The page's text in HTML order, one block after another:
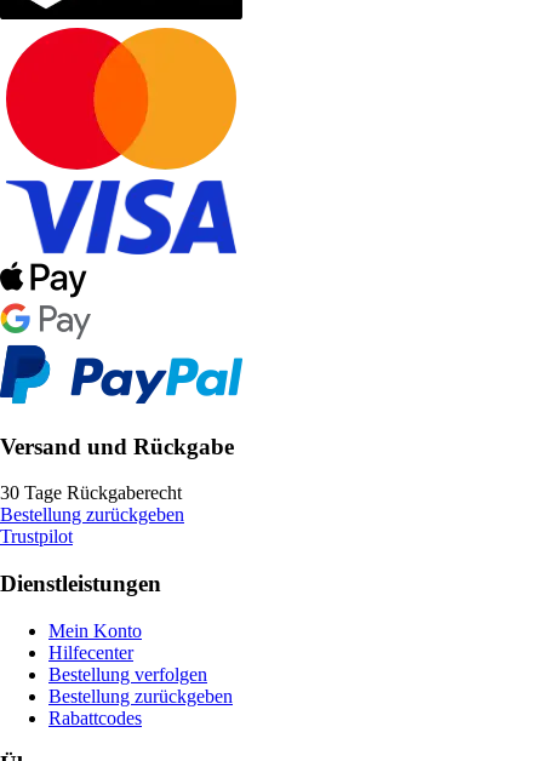
Versand und Rückgabe
30 Tage Rückgaberecht
Bestellung zurückgeben
Trustpilot
Dienstleistungen
Mein Konto
Hilfecenter
Bestellung verfolgen
Bestellung zurückgeben
Rabattcodes